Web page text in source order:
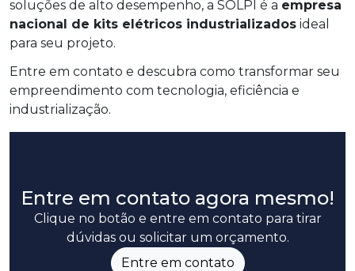
soluções de alto desempenho, a SOLPI é a empresa
nacional de kits elétricos industrializados ideal
para seu projeto.
Entre em contato e descubra como transformar seu
empreendimento com tecnologia, eficiência e
industrialização.
Entre em contato agora mesmo!
Clique no botão e entre em contato para tirar
dúvidas ou solicitar um orçamento.
Entre em contato